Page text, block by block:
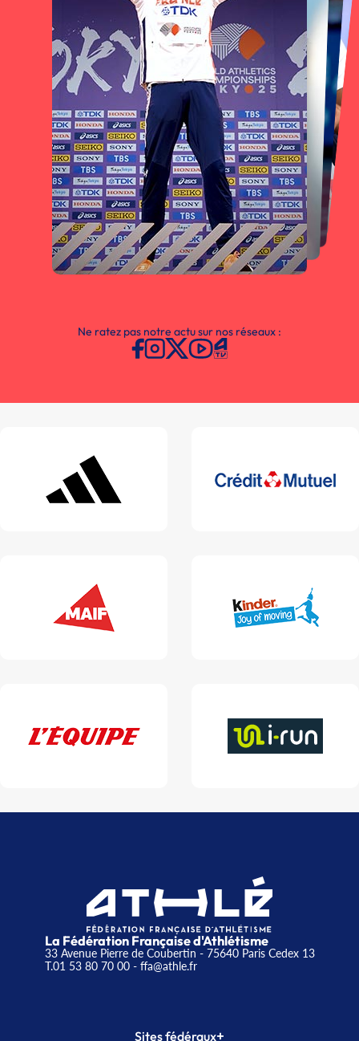
Ne ratez pas notre actu sur nos réseaux :
La Fédération Française d'Athlétisme
33 Avenue Pierre de Coubertin - 75640 Paris Cedex 13
T.01 53 80 70 00- ffa@athle.fr
Sites fédéraux+